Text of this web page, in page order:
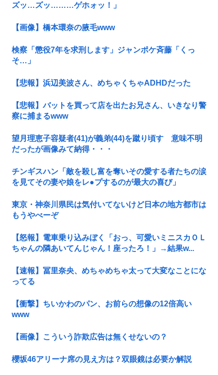
ズッ…ズッ………ゲホォッ！」
【画像】橋本環奈の腋毛www
検察「懲役7年を求刑します」ジャンポケ斉藤「くっ
そ…」
【悲報】浜辺美波さん、めちゃくちゃADHDだった
【悲報】バットを買って店を出たお兄さん、いきなり警
察に捕まるwww
望月理恵子容疑者(41)が義弟(44)を蹴り頃す 意味不明
だったが画像みて納得・・・
チンギスハン「敵を殺し富を奪いその愛する者たちの涙
を見てその妻や娘をレ●プするのが最大の喜び」
東京・神奈川県民は気付いてないけど日本の地方都市は
もうやべーぞ
【怒報】電車乗り込みぼく「おっ、可愛いミニスカＯＬ
ちゃんの隣あいてんじゃん！座ったろ！」→結果w...
【速報】冨里奈央、めちゃめちゃ太って大変なことにな
ってる
【衝撃】ちいかわのパン、お前らの想像の12倍高い
www
【画像】こういう詐欺広告は無くせないの？
櫻坂46アリーナ席の見え方は？双眼鏡は必要か解説